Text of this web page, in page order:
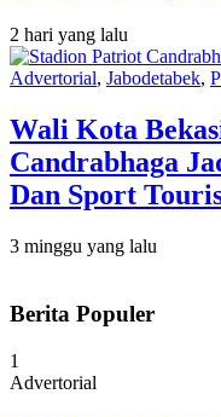
2 hari yang lalu
Advertorial, Jabodetabek,
Wali Kota
Candrabhaga
Dan Sport
3 minggu yang lalu
Berita Populer
1
Advertorial